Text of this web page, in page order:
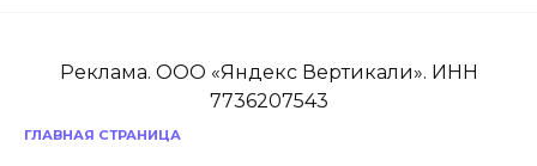
Реклама. ООО «Яндекс Вертикали». ИНН
7736207543
ГЛАВНАЯ СТРАНИЦА